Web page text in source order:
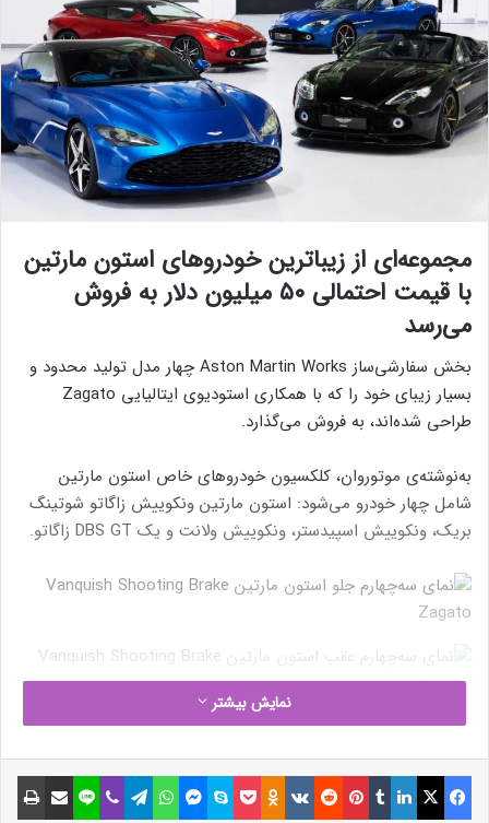
مجموعه‌ای از زیباترین خودروهای استون مارتین
با قیمت احتمالی ۵۰ میلیون دلار به فروش
می‌رسد
بخش سفارشی‌ساز Aston Martin Works چهار مدل تولید محدود و
بسیار زیبای خود را که با همکاری استودیوی ایتالیایی Zagato
طراحی شده‌اند، به فروش می‌گذارد.
به‌نوشته‌ی موتوروان، کلکسیون خودروهای خاص استون مارتین
شامل چهار خودرو می‌شود: استون مارتین ونکوییش زاگاتو شوتینگ
بریک، ونکوییش اسپیدستر، ونکوییش ولانت و یک DBS GT زاگاتو.
نمایش بیشتر
فیسبوک ایکس لینکداین تامبلر پینتریست Reddit
VKontakte
Odnoklassniki پاکت اسکایپ مسنجر واتس آپ تلگرام وایبر لاین اشتراک گذاری با ایمیل